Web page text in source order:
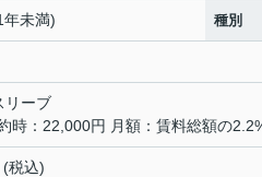
未満) 種別
リーブ
時：22,000円 月額：賃料総額の
税込)